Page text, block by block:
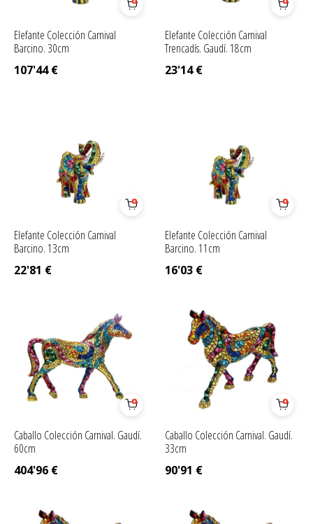
Elefante Colección Carnival
Barcino. 30cm
107'44€
Elefante Colección Carnival
Trencadís. Gaudí. 18cm
23'14€
Elefante Colección Carnival
Barcino. 13cm
22'81 €
Elefante Colección Carnival
Barcino. 11cm
16'03 €
Caballo Colección Carnival. Gaudí.
60cm
404'96 €
Caballo Colección Carnival. Gaudí.
33cm
90'91 €